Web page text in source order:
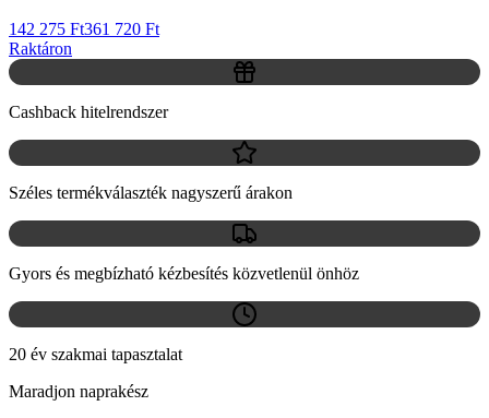
142 275 Ft361 720 Ft
Raktáron
Cashback hitelrendszer
Széles termékválaszték nagyszerű árakon
Gyors és megbízható kézbesítés közvetlenül önhöz
20 év szakmai tapasztalat
Maradjon naprakész